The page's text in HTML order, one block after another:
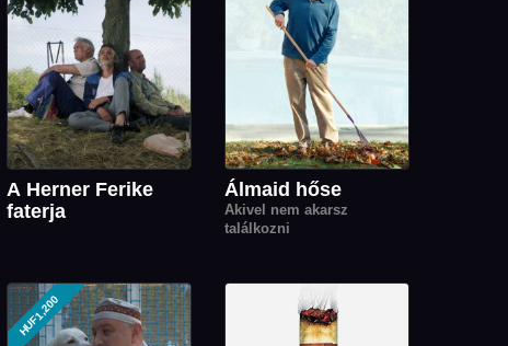
A Herner Ferike
faterja
Álmaid hőse
Akivel nem akarsz
találkozni
HUF1,200